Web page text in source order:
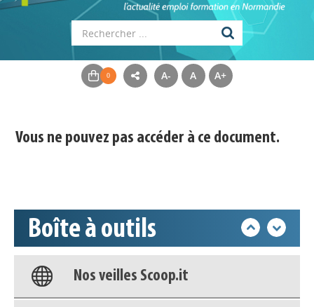
A- A A+
Vous ne pouvez pas accéder à ce document.
Boîte à outils
Appels à projets
Déposer une actu !
Base documentaire
Nos veilles Scoop.it